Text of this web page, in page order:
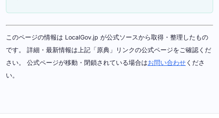
このページの情報は LocalGov.jp が公式ソースから取得・整理したもの
です。 詳細・最新情報は上記「原典」リンクの公式ページをご確認くだ
さい。 公式ページが移動・閉鎖されている場合はお問い合わせ くださ
い。